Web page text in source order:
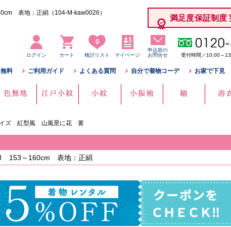
表地：正絹（104-M-kaw0026）
満足度保証制度
ログイン カート
0
検討リスト マイページ
申込前の
お問合せ
受付時間／10:00～
料 ご利用ガイド よくある質問 自分で着物コーデ お家で下見
色無地 江戸小紋 小紋 小振袖 紬 浴
イズ 紅型風 山風景に花 黄
153～160cm 表地：正絹